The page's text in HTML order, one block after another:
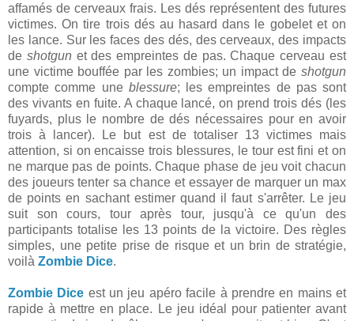
affamés de cerveaux frais. Les dés représentent des futures
victimes. On tire trois dés au hasard dans le gobelet et on
les lance. Sur les faces des dés, des cerveaux, des impacts
de shotgun et des empreintes de pas. Chaque cerveau est
une victime bouffée par les zombies; un impact de shotgun
compte comme une blessure; les empreintes de pas sont
des vivants en fuite. A chaque lancé, on prend trois dés (les
fuyards, plus le nombre de dés nécessaires pour en avoir
trois à lancer). Le but est de totaliser 13 victimes mais
attention, si on encaisse trois blessures, le tour est fini et on
ne marque pas de points. Chaque phase de jeu voit chacun
des joueurs tenter sa chance et essayer de marquer un max
de points en sachant estimer quand il faut s'arrêter. Le jeu
suit son cours, tour après tour, jusqu'à ce qu'un des
participants totalise les 13 points de la victoire. Des règles
simples, une petite prise de risque et un brin de stratégie,
voilà Zombie Dice.
Zombie Dice est un jeu apéro facile à prendre en mains et
rapide à mettre en place. Le jeu idéal pour patienter avant